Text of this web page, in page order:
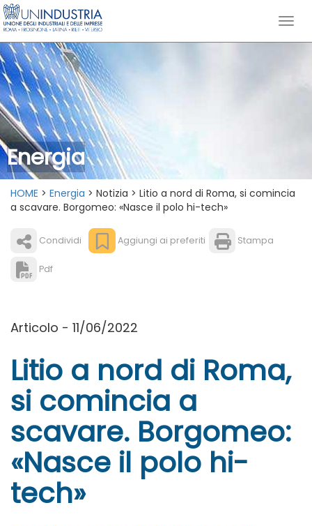
Energia
HOME > Energia > Notizia > Litio a nord di Roma, si comincia
a scavare. Borgomeo: «Nasce il polo hi-tech»
Condividi Aggiungi ai preferiti Stampa
Pdf
Articolo - 11/06/2022
Litio a nord di Roma,
si comincia a
scavare. Borgomeo:
«Nasce il polo hi-
tech»